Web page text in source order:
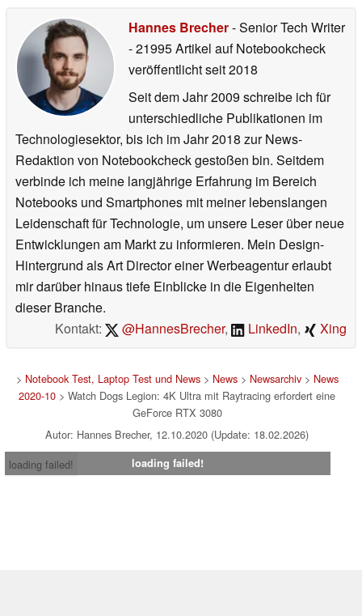
Hannes Brecher- Senior Tech Writer
- 21995 Artikel auf Notebookcheck
veröffentlichtseit 2018
Seit dem Jahr 2009 schreibe ich für
unterschiedliche Publikationen im
Technologiesektor, bis ich im Jahr 2018 zur News-
Redaktion von Notebookcheck gestoßen bin. Seitdem
verbinde ich meine langjährige Erfahrung im Bereich
Notebooks und Smartphones mit meiner lebenslangen
Leidenschaft für Technologie, um unsere Leser über neue
Entwicklungen am Markt zu informieren. Mein Design-
Hintergrund als Art Director einer Werbeagentur erlaubt
mir darüber hinaus tiefe Einblicke in die Eigenheiten
dieser Branche.
Kontakt:
@HannesBrecher, LinkedIn, Xing
> Notebook Test, Laptop Test und News> News> Newsarchiv> News
2020-10 > Watch Dogs Legion: 4K Ultra mit Raytracing erfordert eine
GeForce RTX 3080
Autor: Hannes Brecher, 12.10.2020 (Update: 18.02.2026)
loading failed!
loading failed!